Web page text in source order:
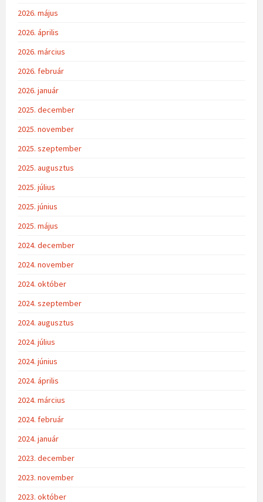
2026. május
2026. április
2026. március
2026. február
2026. január
2025. december
2025. november
2025. szeptember
2025. augusztus
2025. július
2025. június
2025. május
2024. december
2024. november
2024. október
2024. szeptember
2024. augusztus
2024. július
2024. június
2024. április
2024. március
2024. február
2024. január
2023. december
2023. november
2023. október